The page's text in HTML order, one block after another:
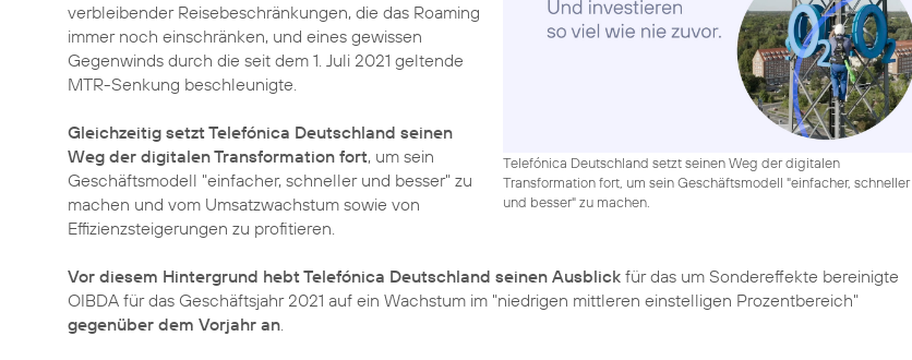
Telefónica Deutschland setzt seinen Weg der digitalen
Transformation fort, um sein Geschäftsmodell "einfacher, schneller
und besser" zu machen.
verbleibender Reisebeschränkungen, die das Roaming
immer noch einschränken, und eines gewissen
Gegenwinds durch die seit dem 1. Juli 2021 geltende
MTR-Senkung beschleunigte.
Gleichzeitig setzt Telefónica Deutschland seinen
Weg der digitalen Transformation fort, um sein
Geschäftsmodell "einfacher, schneller und besser" zu
machen und vom Umsatzwachstum sowie von
Effizienzsteigerungen zu profitieren.
Vor diesem Hintergrund hebt Telefónica Deutschland seinen Ausblick für das um Sondereffekte bereinigte
OIBDA für das Geschäftsjahr 2021 auf ein Wachstum im "niedrigen mittleren einstelligen Prozentbereich"
gegenüber dem Vorjahr an.